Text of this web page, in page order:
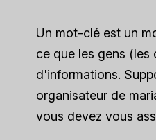
Un mot-clé est un
ce que les gens (les
d'informations.
organisateur de
vous devez vous